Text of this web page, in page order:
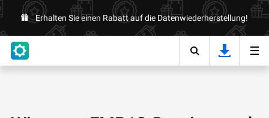
Erhalten Sie einen Rabatt auf die Datenwiederherstellung!